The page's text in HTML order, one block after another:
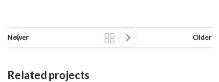
Newer Older
Related projects